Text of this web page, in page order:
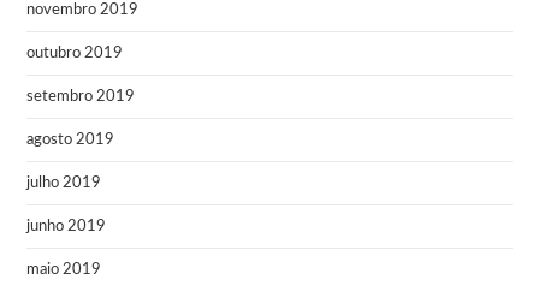
novembro 2019
outubro 2019
setembro 2019
agosto 2019
julho 2019
junho 2019
maio 2019